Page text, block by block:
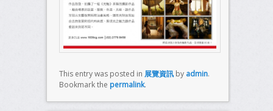
This entry was posted in 展覽資訊by admin.
Bookmark the permalink.